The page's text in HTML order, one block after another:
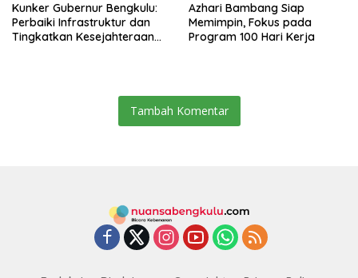
Kunker Gubernur Bengkulu:
Perbaiki Infrastruktur dan
Tingkatkan Kesejahteraan
Azhari Bambang Siap
Memimpin, Fokus pada
Program 100 Hari Kerja
Tambah Komentar